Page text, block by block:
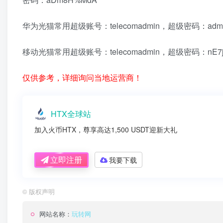
华为光猫常用超级账号：telecomadmin，超级密码：
移动光猫常用超级账号：telecomadmin，超级密码：
仅供参考，详细询问当地运营商！
HTX全球站
加入火币HTX，尊享高达1,500 USDT迎新大礼
立即注册 我要下载
© 版权声明
网站名称： 玩转网